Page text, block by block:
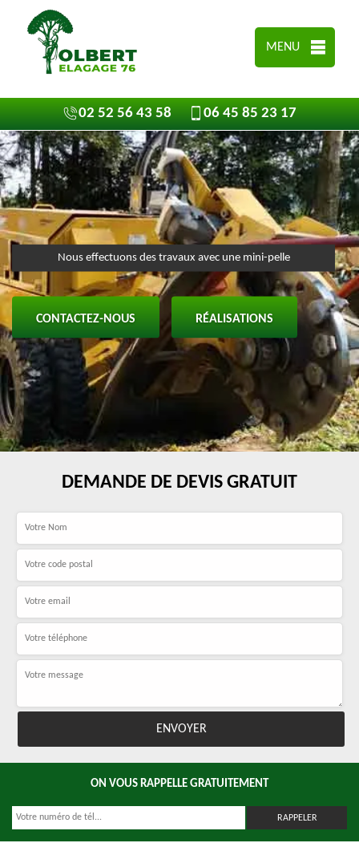
MENU
02 52 56 43 58 06 45 85 23 17
Nous effectuons des travaux avec une mini-pelle
CONTACTEZ-NOUS RÉALISATIONS
DEMANDE DE DEVIS GRATUIT
ON VOUS RAPPELLE GRATUITEMENT